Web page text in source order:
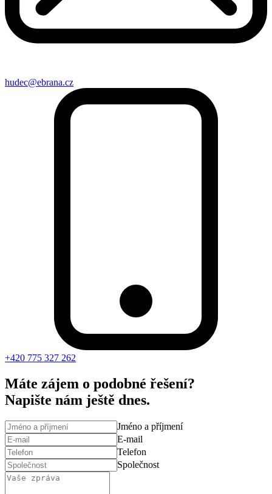
hudec@ebrana.cz
+420 775 327 262
Máte zájem o podobné řešení?
Napište nám ještě dnes.
Jméno a příjmení
E-mail
Telefon
Společnost